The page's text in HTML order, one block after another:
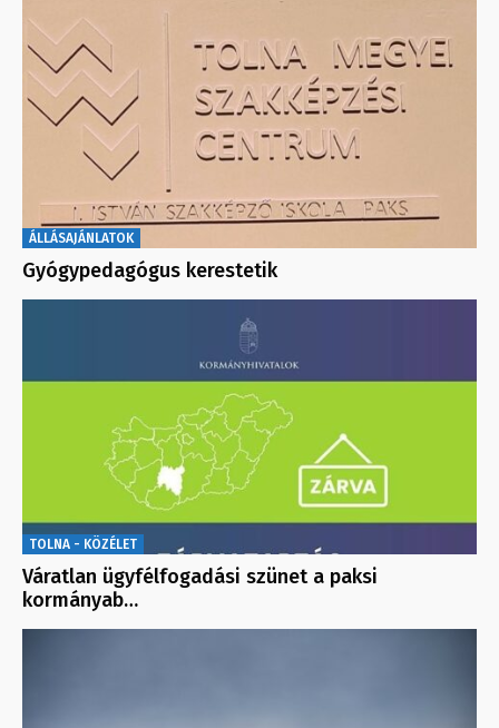
ÁLLÁSAJÁNLATOK
Gyógypedagógus kerestetik
TOLNA - KÖZÉLET
Váratlan ügyfélfogadási szünet a paksi
kormányab…